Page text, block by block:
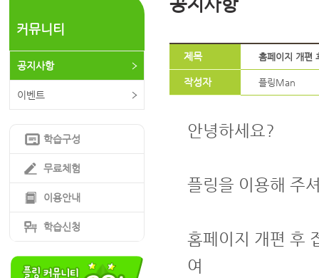
커뮤니티
공지사항
이벤트
학습구성
무료체험
이용안내
학습신청
제목 홈페이지 개편
작성자 플링Man
안녕하세요?
플링을 이용해 주
홈페이지 개편 후
여